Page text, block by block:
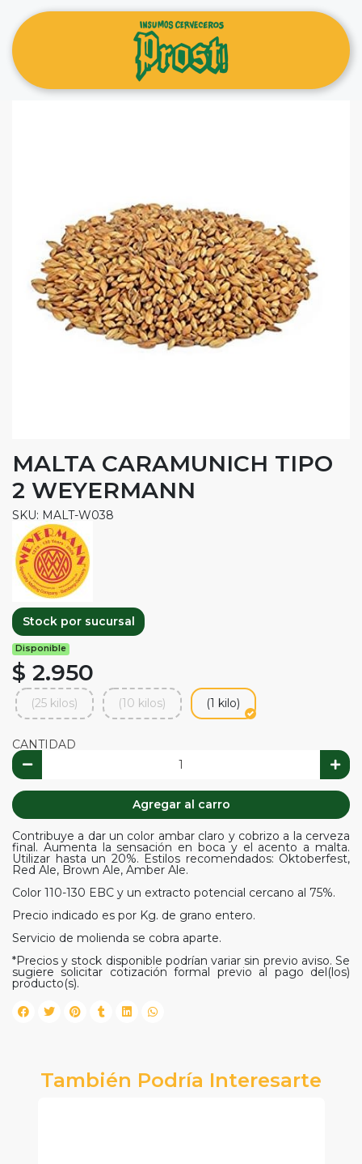
MALTA CARAMUNICH TIPO
2 WEYERMANN
SKU: MALT-W038
Stock por sucursal
Disponible
$ 2.950
(25 kilos) (10 kilos) (1 kilo)
CANTIDAD
Agregar al carro
Contribuye a dar un color ambar claro y cobrizo a la cerveza
final. Aumenta la sensación en boca y el acento a malta.
Utilizar hasta un 20%. Estilos recomendados: Oktoberfest,
Red Ale, Brown Ale, Amber Ale.
Color 110-130 EBC y un extracto potencial cercano al 75%.
Precio indicado es por Kg. de grano entero.
Servicio de molienda se cobra aparte.
*Precios y stock disponible podrían variar sin previo aviso. Se
sugiere solicitar cotización formal previo al pago del(los)
producto(s).
También Podría Interesarte